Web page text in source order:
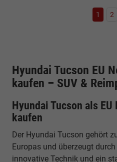
1 2
Hyundai Tucson EU
kaufen – SUV &
Hyundai Tucson als
kaufen
Der Hyundai Tucson gehört
Europas und überzeugt
innovative Technik und ein